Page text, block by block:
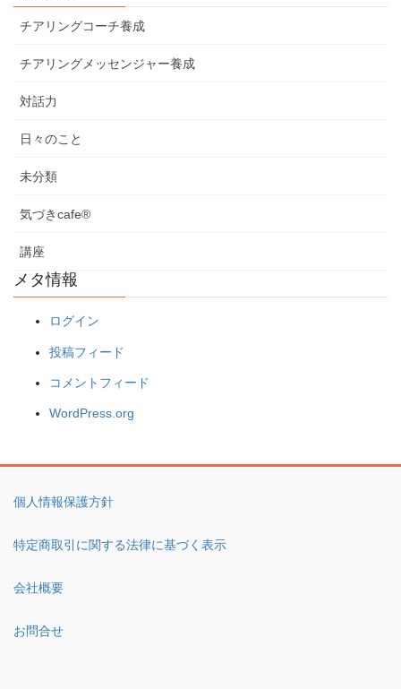
チアリングコーチ養成
チアリングメッセンジャー養成
対話力
日々のこと
未分類
気づきcafe®
講座
メタ情報
ログイン
投稿フィード
コメントフィード
WordPress.org
個人情報保護方針
特定商取引に関する法律に基づく表示
会社概要
お問合せ